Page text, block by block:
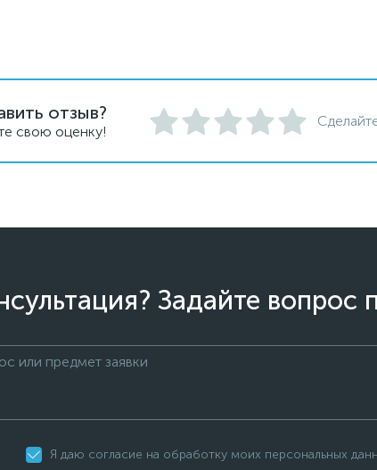
отзыв?
свою оценку!
Задайте вопрос
Я даю согласие на обработку моих персональных